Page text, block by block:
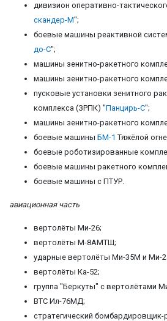
дивизион оперативно-
скандер-М";
боевые машины реактивной
до-С";
машины зенитно-ракетного
машины зенитно-ракетного
пусковые установки зенитного
комплекса (ЗРПК) "Панцирь-С";
машины зенитно-ракетного
боевые машины БМ-1 Тяжёлой
боевые роботизированные
боевые машины ракетного
боевые машины с ПТУР.
авиационная часть
вертолёты Ми-26;
вертолёты М-8АМТШ;
ударные вертолёты Ми-35М и Ми-
вертолёты Ка-52;
группа "Беркуты" с вертолётами
ВТС Ил-76МД;
стратегический бомбардировщик-